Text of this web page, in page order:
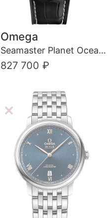
Omega
Seamaster Planet Ocean 600M
827 700 ₽